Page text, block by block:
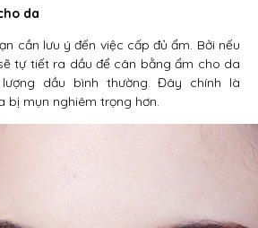
da
cần lưu ý đến việc cấp đủ ẩm. Bởi nếu
tự tiết ra dầu để cân bằng ẩm cho da
dầu bình thường. Đây chính là
bị mụn nghiêm trọng hơn.